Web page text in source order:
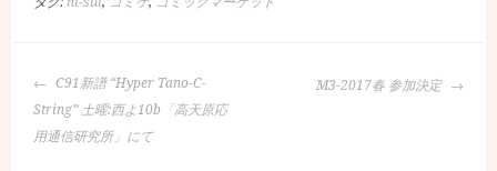
投
稿
ナ
C91新譜 “Hyper Tano-C-
String” 土曜:西よ10b「高天原応
用通信研究所」にて
M3-2017春 参加決定